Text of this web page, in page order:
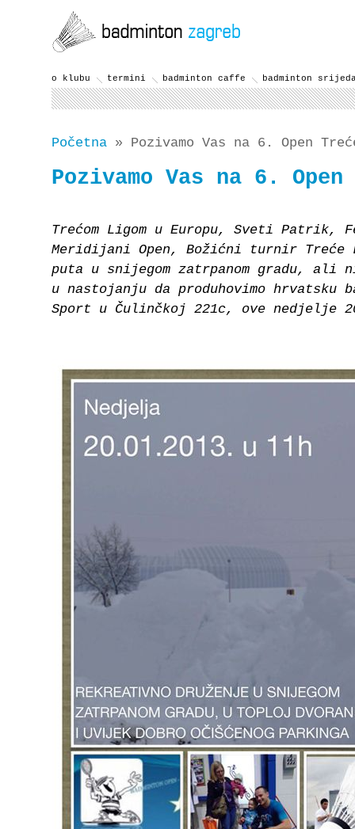
o klubu termini badminton caffe badminton
Početna » Pozivamo Vas na 6. Open
Pozivamo Vas na 6.
Trećom Ligom u Europu, Sveti
Meridijani Open, Božićni turnir
puta u snijegom zatrpanom gradu, ali
u nastojanju da produhovimo hrvatsku
Sport u Čulinčkoj 221c, ove nedjelje